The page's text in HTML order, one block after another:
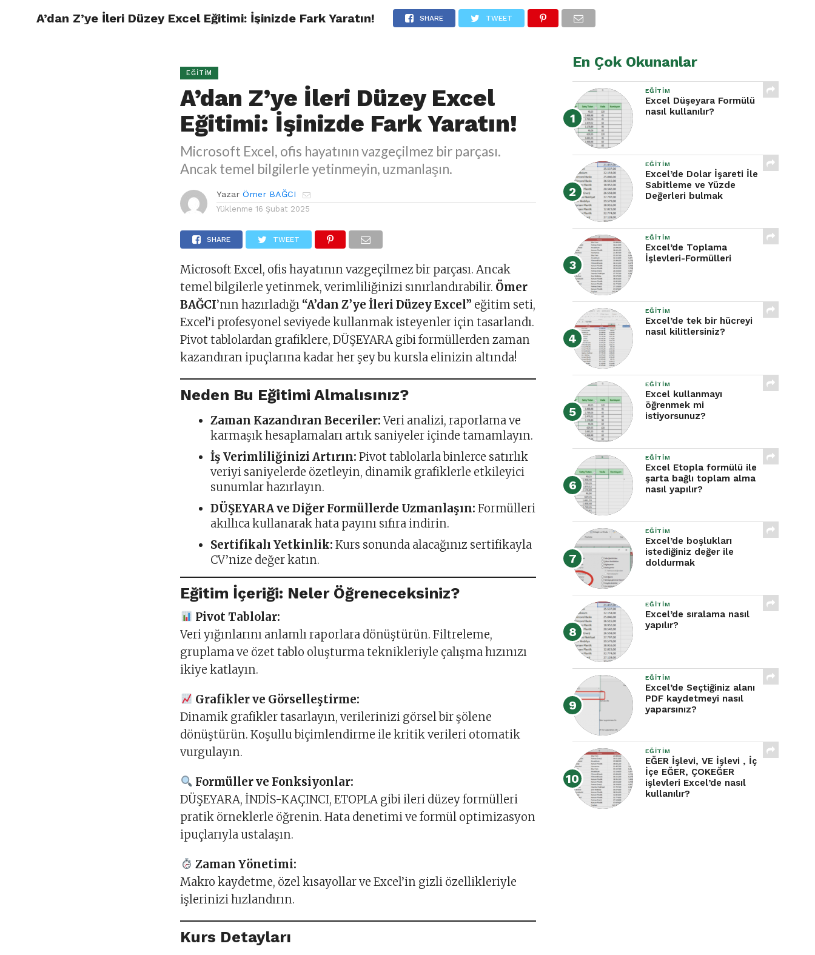
ÖMER BAĞCI KIMDIR? AJANDA KURUMSAL EXCEL EĞITIMI KITAP
A’dan Z’ye İleri Düzey Excel Eğitimi: İşinizde Fark Yaratın! SHARE TWEET
EĞITIM
A’dan Z’ye İleri Düzey Excel
Eğitimi: İşinizde Fark Yaratın!
Microsoft Excel, ofis hayatının vazgeçilmez bir parçası.
Ancak temel bilgilerle yetinmeyin, uzmanlaşın.
Yazar Ömer BAĞCI
Yüklenme 16 Şubat 2025
SHARE TWEET
Microsoft Excel, ofis hayatının vazgeçilmez bir parçası. Ancak
temel bilgilerle yetinmek, verimliliğinizi sınırlandırabilir. Ömer
BAĞCI’nın hazırladığı “A’dan Z’ye İleri Düzey Excel” eğitim seti,
Excel’i profesyonel seviyede kullanmak isteyenler için tasarlandı.
Pivot tablolardan grafiklere, DÜŞEYARA gibi formüllerden zaman
kazandıran ipuçlarına kadar her şey bu kursla elinizin altında!
Neden Bu Eğitimi Almalısınız?
Zaman Kazandıran Beceriler:Veri analizi, raporlama ve
karmaşık hesaplamaları artık saniyeler içinde tamamlayın.
İş Verimliliğinizi Artırın: Pivot tablolarla binlerce satırlık
veriyi saniyelerde özetleyin, dinamik grafiklerle etkileyici
sunumlar hazırlayın.
DÜŞEYARA ve Diğer Formüllerde Uzmanlaşın: Formülleri
akıllıca kullanarak hata payını sıfıra indirin.
Sertifikalı Yetkinlik: Kurs sonunda alacağınız sertifikayla
CV’nize değer katın.
Eğitim İçeriği: Neler Öğreneceksiniz?
Pivot Tablolar:
Veri yığınlarını anlamlı raporlara dönüştürün. Filtreleme,
gruplama ve özet tablo oluşturma teknikleriyle çalışma hızınızı
ikiye katlayın.
Grafikler ve Görselleştirme:
Dinamik grafikler tasarlayın, verilerinizi görsel bir şölene
dönüştürün. Koşullu biçimlendirme ile kritik verileri otomatik
vurgulayın.
Formüller ve Fonksiyonlar:
DÜŞEYARA, İNDİS-KAÇINCI, ETOPLA gibi ileri düzey formülleri
pratik örneklerle öğrenin. Hata denetimi ve formül optimizasyon
ipuçlarıyla ustalaşın.
Zaman Yönetimi:
Makro kaydetme, özel kısayollar ve Excel’in gizli özellikleriyle
işlerinizi hızlandırın.
Kurs Detayları
En Çok Okunanlar
EĞITIM
Excel Düşeyara Formülü
nasıl kullanılır?
EĞITIM
Excel’de Dolar İşareti İle
Sabitleme ve Yüzde
Değerleri bulmak
EĞITIM
Excel’de Toplama
İşlevleri-Formülleri
EĞITIM
Excel’de tek bir hücreyi
nasıl kilitlersiniz?
EĞITIM
Excel kullanmayı
öğrenmek mi
istiyorsunuz?
EĞITIM
Excel Etopla formülü ile
şarta bağlı toplam alma
nasıl yapılır?
EĞITIM
Excel’de boşlukları
istediğiniz değer ile
doldurmak
EĞITIM
Excel’de sıralama nasıl
yapılır?
EĞITIM
Excel’de Seçtiğiniz alanı
PDF kaydetmeyi nasıl
yaparsınız?
EĞITIM
EĞER İşlevi, VE İşlevi , İç
İçe EĞER, ÇOKEĞER
işlevleri Excel’de nasıl
kullanılır?